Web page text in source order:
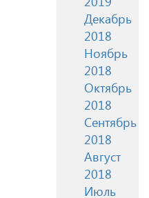
Декабрь
2018
Ноябрь
2018
Октябрь
2018
Сентябрь
2018
Август
2018
Июль